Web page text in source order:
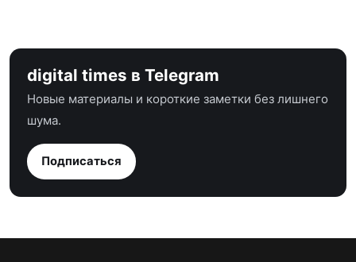
digital times в Telegram
Новые материалы и короткие заметки без лишнего
шума.
Подписаться